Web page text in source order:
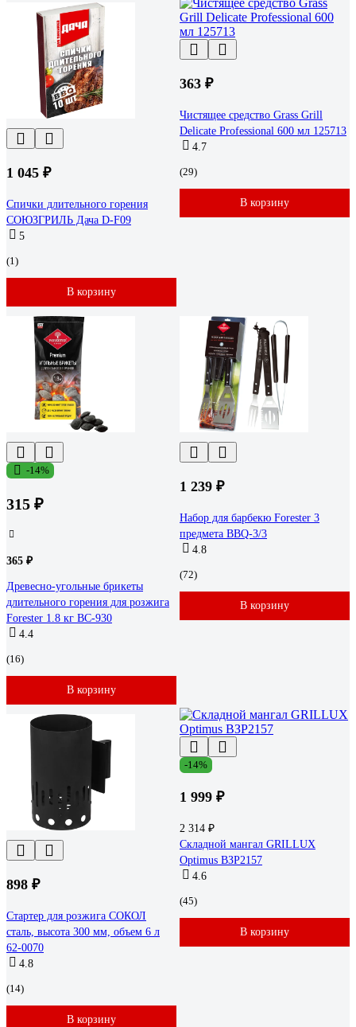
1 045 ₽
Спички длительного горения
СОЮЗГРИЛЬ Дача D-F09
5
(1)
В корзину
363 ₽
Чистящее средство Grass Grill
Delicate Professional 600 мл 125713
4.7
(29)
В корзину
-14%
315 ₽
365 ₽
Древесно-угольные брикеты
длительного горения для розжига
Forester 1.8 кг BC-930
4.4
(16)
В корзину
1 239 ₽
Набор для барбекю Forester 3
предмета BBQ-3/3
4.8
(72)
В корзину
898 ₽
Стартер для розжига СОКОЛ
сталь, высота 300 мм, объем 6 л
62-0070
4.8
(14)
В корзину
-14%
1 999 ₽
2 314 ₽
Складной мангал GRILLUX
Optimus ВЗР2157
4.6
(45)
В корзину